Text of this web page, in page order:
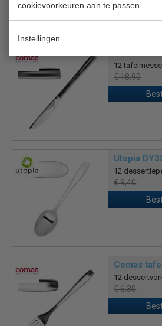
cookievoorkeuren aan te passen.
Instellingen
12
€ 18,90
Utopia
12
€ 9,40
Comas
12
€ 6,30